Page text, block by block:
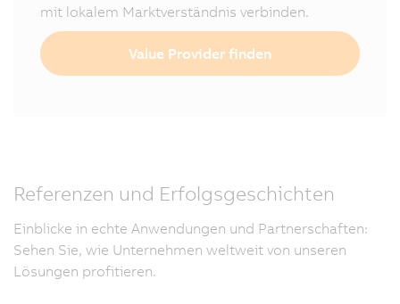
mit lokalem Marktverständnis verbinden.
Value Provider finden
Referenzen und Erfolgsgeschichten
Einblicke in echte Anwendungen und Partnerschaften:
Sehen Sie, wie Unternehmen weltweit von unseren
Lösungen profitieren.